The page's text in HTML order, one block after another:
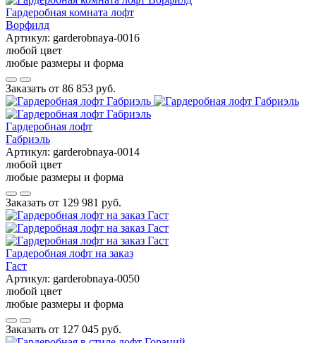
Гардеробная комната лофт
Ворфилд
Артикул: garderobnaya-0016
любой цвет
любые размеры и форма
Заказать от 86 853 руб.
Гардеробная лофт
Габриэль
Артикул: garderobnaya-0014
любой цвет
любые размеры и форма
Заказать от 129 981 руб.
Гардеробная лофт на заказ
Гаст
Артикул: garderobnaya-0050
любой цвет
любые размеры и форма
Заказать от 127 045 руб.